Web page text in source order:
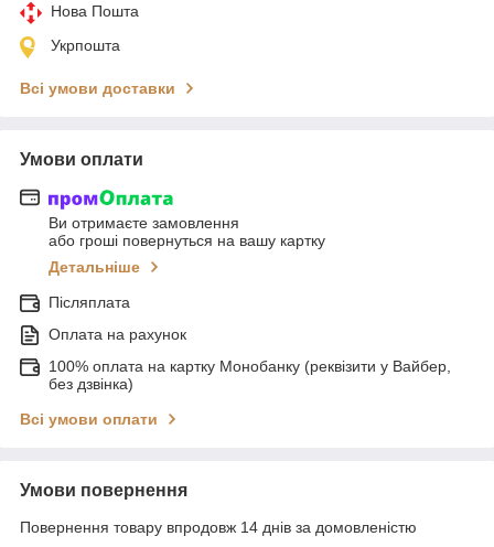
Нова Пошта
Укрпошта
Всі умови доставки
Умови оплати
Ви отримаєте замовлення
або гроші повернуться на вашу картку
Детальніше
Післяплата
Оплата на рахунок
100% оплата на картку Монобанку (реквізити у Вайбер,
без дзвінка)
Всі умови оплати
Умови повернення
Повернення товару впродовж 14 днів за домовленістю